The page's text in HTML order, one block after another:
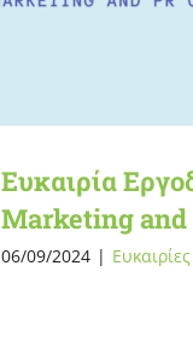
Ευκαιρία
Marketing and
06/09/2024 |